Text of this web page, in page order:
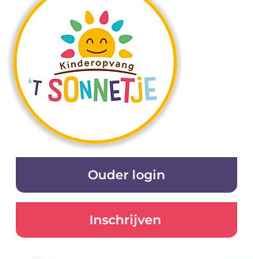
Ouder login
Inschrijven